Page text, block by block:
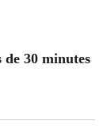
de 30 minutes